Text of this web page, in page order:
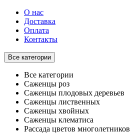
О нас
Доставка
Оплата
Контакты
Все категории
Все категории
Саженцы роз
Саженцы плодовых деревьев
Саженцы лиственных
Саженцы хвойных
Саженцы клематиса
Рассада цветов многолетников